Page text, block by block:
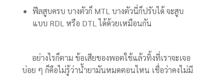
ฟีลสูบครบ บางตัวก็ MTL บางตัวนี่ก็ปรับได้ จะสูบ
แบบ RDL หรือ DTL ได้ด้วยเหมือนกัน
อย่างไรก็ตาม ข้อเสียของพอตใช้แล้วทิ้งที่เราจะเจอ
บ่อย ๆ ก็คือไม่รู้ว่าน้ำยามันหมดตอนไหน เชื่อว่าคงไม่มี